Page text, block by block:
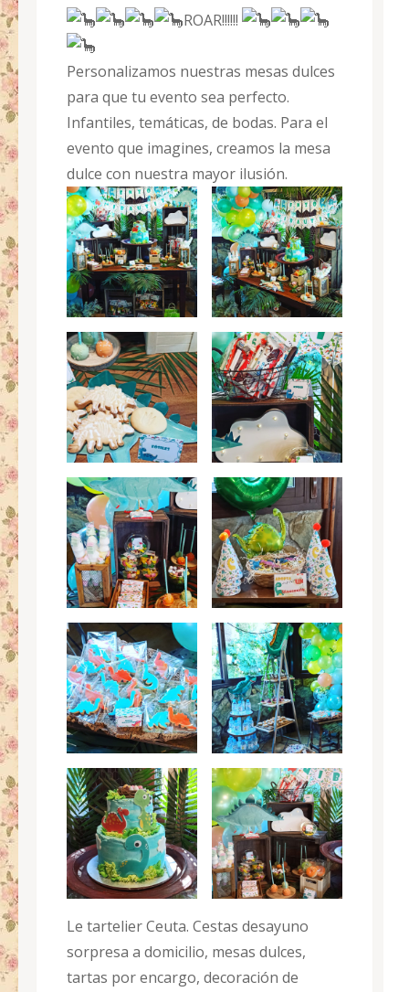
ROAR!!!!!!
Personalizamos nuestras mesas dulces
para que tu evento sea perfecto.
Infantiles, temáticas, de bodas. Para el
evento que imagines, creamos la mesa
dulce con nuestra mayor ilusión.
Le tartelier Ceuta. Cestas desayuno
sorpresa a domicilio, mesas dulces,
tartas por encargo, decoración de